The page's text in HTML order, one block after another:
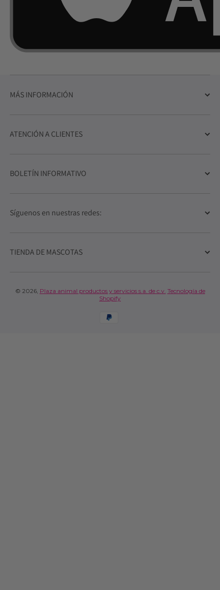
MÁS INFORMACIÓN
ATENCIÓN A CLIENTES
BOLETÍN INFORMATIVO
Síguenos en nuestras redes:
TIENDA DE MASCOTAS
© 2026, Plaza animal productos y servicios s.a. de c.v. Tecnología de
Shopify